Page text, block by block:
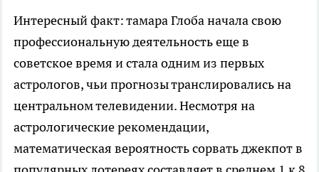
Интересный факт: тамара Глоба начала свою
профессиональную деятельность еще в
советское время и стала одним из первых
астрологов, чьи прогнозы транслировались на
центральном телевидении. Несмотря на
астрологические рекомендации,
математическая вероятность сорвать джекпот в